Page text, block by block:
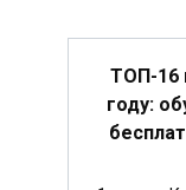
ТОП-16
году: